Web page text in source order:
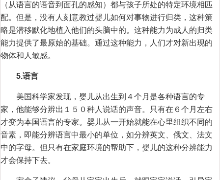
（从语言的语音到面孔的感知）都与孩子所处的特定环境相匹
配。但是，没有人刻意教过婴儿如何对事物进行归类，这种策
略是潜移默化地植入他们的头脑中的。这种能力为成人的归类
能力提供了最原始的基础。通过这种能力，人们才对新出现的
物体和人敏感。
5.语言
美国科学家发现，婴儿从出生到４个月是各种语言的专
家，他能够分辨出１５０种人说话的声音。只有在６个月左右
才变为本国语言的专家。婴儿从一开始就能在心里组织不同的
音素，即能分辨语言中最小的单位，如分辨英文、俄文、法文
中的字母。但只有在家庭环境的帮助下，婴儿的这种分辨能力
才会保持下去。